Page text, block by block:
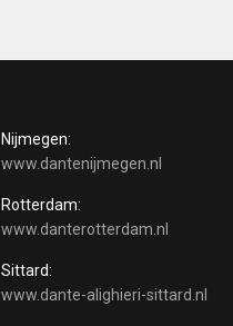
Nijmegen:
www.dantenijmegen.nl
Rotterdam:
www.danterotterdam.nl
Sittard:
www.dante-alighieri-sittard.nl